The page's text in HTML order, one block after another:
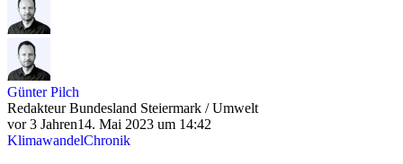
Günter Pilch
Redakteur Bundesland Steiermark / Umwelt
vor 3 Jahren14. Mai 2023 um 14:42
KlimawandelChronik